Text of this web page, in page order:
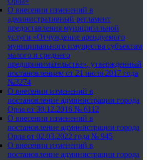
О внесении изменений в
административный регламент
предоставления муниципальной
услуги «Отчуждение арендуемого
муниципального имущества субъектам
малого и среднего
предпринимательства», утвержденный
постановлением от 21 июля 2017 года
№3274
О внесении изменений в
постановление администрации города
Орла от 30.12.2016 № 6112
О внесении изменений в
постановление администрации города
Орла от 02.03.2022 года № 945
О внесении изменений в
постановление администрации города